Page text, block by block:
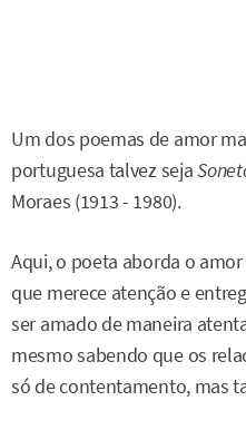
Um dos poemas de amor
portuguesa talvez seja
Moraes (1913 - 1980).
Aqui, o poeta aborda o
que merece atenção e
ser amado de maneira
mesmo sabendo que os
só de contentamento, mas